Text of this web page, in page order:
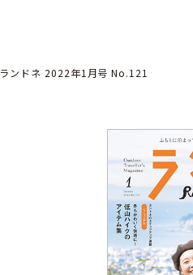
ランドネ 2022年1月号 No.121